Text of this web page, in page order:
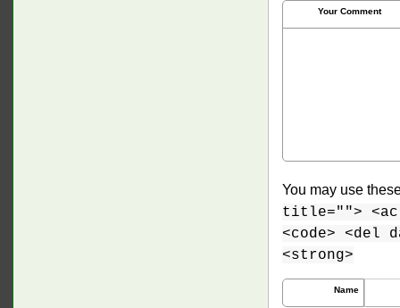
Your Comment
You may use
title="">
<code> <del
<strong>
Name